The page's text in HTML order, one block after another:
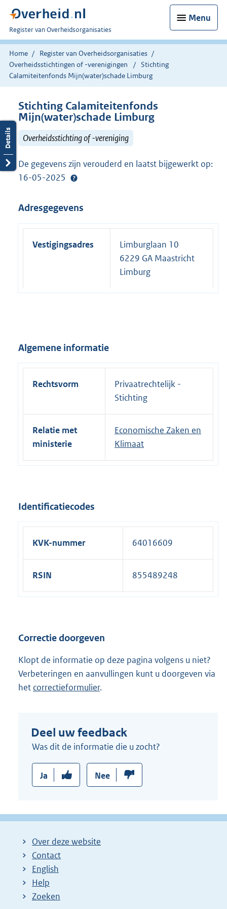
Menu
U
bent
nu
hier:
Register van Overheidsorganisaties
Home
Register van Overheidsorganisaties
Overheidsstichtingen of -verenigingen
Stichting
Calamiteitenfonds Mijn(water)schade Limburg
Stichting Calamiteitenfonds
Mijn(water)schade Limburg
Overheidsstichting of -vereniging
De gegevens zijn verouderd en laatst bijgewerkt op:
16-05-2025
Adresgegevens
Vestigingsadres
Limburglaan 10
6229 GA Maastricht
Limburg
Algemene informatie
Rechtsvorm
Privaatrechtelijk -
Stichting
Relatie met
ministerie
Economische Zaken en
Klimaat
Identificatiecodes
KVK-nummer 64016609
RSIN 855489248
Correctie doorgeven
Klopt de informatie op deze pagina volgens u niet?
Verbeteringen en aanvullingen kunt u doorgeven via
het correctieformulier.
Deel uw feedback
Was dit de informatie die u zocht?
Ja Nee
Over deze website
Contact
English
Help
Zoeken